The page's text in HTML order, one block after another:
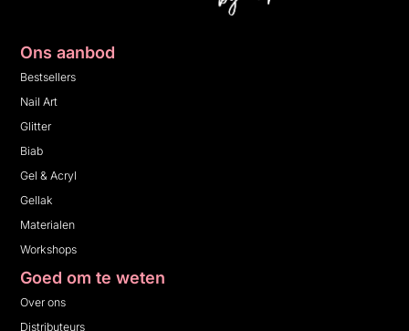
Ons aanbod
Bestsellers
Nail Art
Glitter
Biab
Gel & Acryl
Gellak
Materialen
Workshops
Goed om te weten
Over ons
Distributeurs